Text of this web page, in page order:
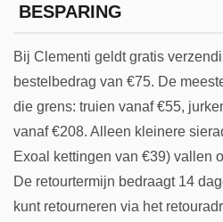
BESPARING
Bij Clementi geldt gratis
bestelbedrag van €75. De
die grens: truien vanaf €55,
vanaf €208. Alleen kleinere
Exoal kettingen van €39) vallen
De retourtermijn bedraagt 14
kunt retourneren via het